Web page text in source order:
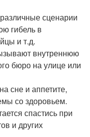
сценарии
гибель в
и т.д.
внутреннюю
бюро на улице или
сне и аппетите,
со здоровьем.
спастись при
и других